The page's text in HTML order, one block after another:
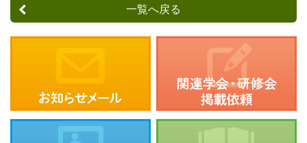
一覧へ戻る